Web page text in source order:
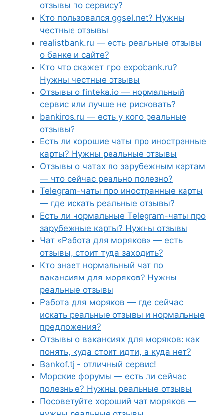
отзывы по сервису?
Кто пользовался ggsel.net? Нужны
честные отзывы
realistbank.ru — есть реальные отзывы
о банке и сайте?
Кто что скажет про expobank.ru?
Нужны честные отзывы
Отзывы о finteka.io — нормальный
сервис или лучше не рисковать?
bankiros.ru — есть у кого реальные
отзывы?
Есть ли хорошие чаты про иностранные
карты? Нужны реальные отзывы
Отзывы о чатах по зарубежным картам
— что сейчас реально полезно?
Telegram-чаты про иностранные карты
— где искать реальные отзывы?
Есть ли нормальные Telegram-чаты про
зарубежные карты? Нужны отзывы
Чат «Работа для моряков» — есть
отзывы, стоит туда заходить?
Кто знает нормальный чат по
вакансиям для моряков? Нужны
реальные отзывы
Работа для моряков — где сейчас
искать реальные отзывы и нормальные
предложения?
Отзывы о вакансиях для моряков: как
понять, куда стоит идти, а куда нет?
Bankof.tj - отличный сервис!
Морские форумы — есть ли сейчас
полезные? Нужны реальные отзывы
Посоветуйте хороший чат моряков —